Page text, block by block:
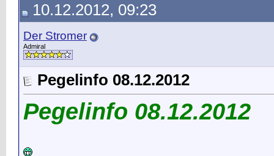
10.12.2012, 09:23
Der Stromer
Admiral
Pegelinfo 08.12.2012
Pegelinfo 08.12.2012